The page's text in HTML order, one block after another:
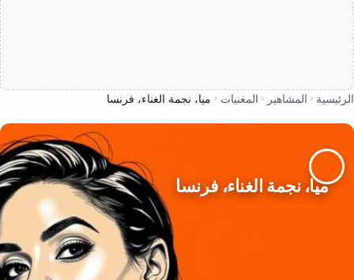
الرئيسية المشاهير المغنيات ميا، نجمة الغناء، فرنسا
ميا، نجمة الغناء، فرنسا